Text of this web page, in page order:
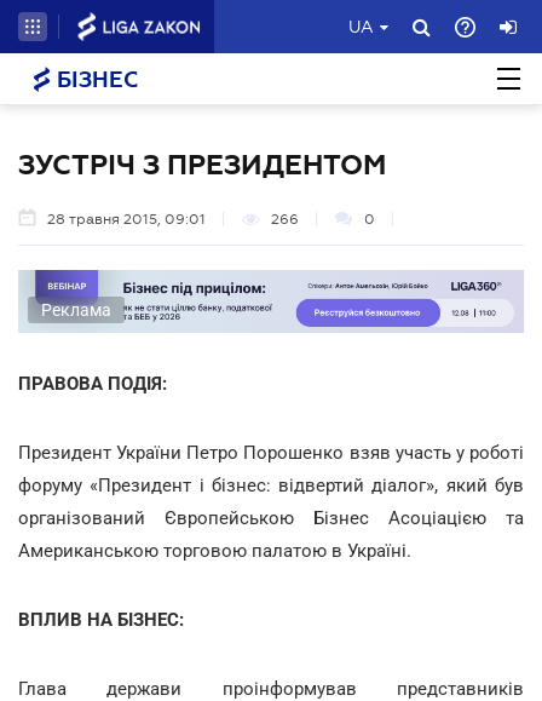
UA
БІЗНЕС
ЗУСТРІЧ З ПРЕЗИДЕНТОМ
28 травня 2015, 09:01 266 0
Реклама
ПРАВОВА ПОДІЯ:
Президент України Петро Порошенко взяв участь у роботі
форуму «Президент і бізнес: відвертий діалог», який був
організований Європейською Бізнес Асоціацією та
Американською торговою палатою в Україні.
ВПЛИВ НА БІЗНЕС:
Глава держави проінформував представників